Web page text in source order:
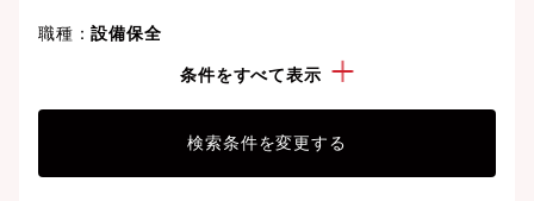
職種：設備保全
条件をすべて表示
検索条件を変更する